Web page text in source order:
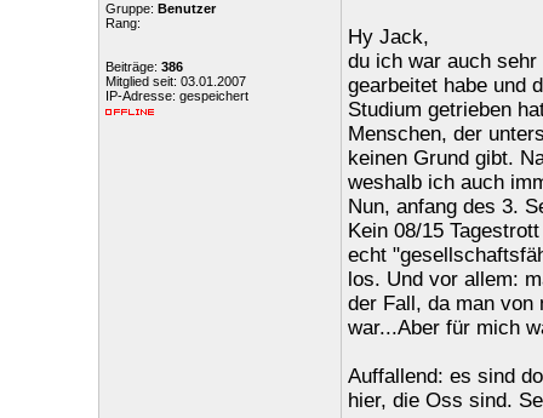
Gruppe: Benutzer
Rang:
Beiträge: 386
Mitglied seit: 03.01.2007
IP-Adresse: gespeichert
Hy Jack,
du ich war auch
gearbeitet habe und
Studium getrieben
Menschen, der
keinen Grund gibt.
weshalb ich auch
Nun, anfang des 3.
Kein 08/15
echt
los. Und vor allem:
der Fall, da man von
war...Aber für mich
Auffallend: es sind
hier, die Oss sind.